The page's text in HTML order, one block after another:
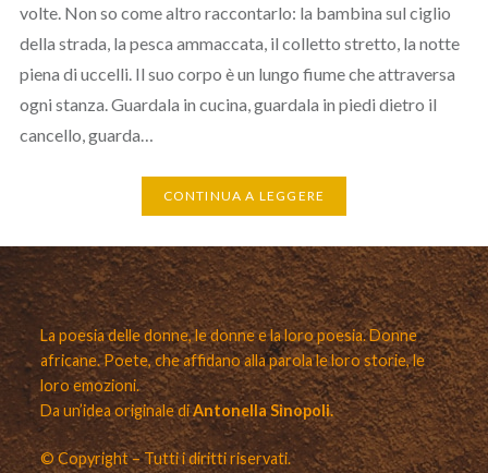
volte. Non so come altro raccontarlo: la bambina sul ciglio
della strada, la pesca ammaccata, il colletto stretto, la notte
piena di uccelli. Il suo corpo è un lungo fiume che attraversa
ogni stanza. Guardala in cucina, guardala in piedi dietro il
cancello, guarda…
CONTINUA A LEGGERE
La poesia delle donne, le donne e la loro poesia. Donne
africane. Poete, che affidano alla parola le loro storie, le
loro emozioni.
Da un’idea originale diAntonella Sinopoli.
© Copyright – Tutti i diritti riservati.